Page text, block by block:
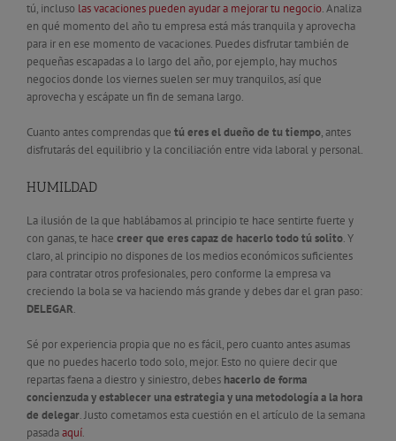
tú, incluso las vacaciones pueden ayudar a mejorar tu negocio. Analiza
en qué momento del año tu empresa está más tranquila y aprovecha
para ir en ese momento de vacaciones. Puedes disfrutar también de
pequeñas escapadas a lo largo del año, por ejemplo, hay muchos
negocios donde los viernes suelen ser muy tranquilos, así que
aprovecha y escápate un fin de semana largo.
Cuanto antes comprendas que tú eres el dueño de tu tiempo, antes
disfrutarás del equilibrio y la conciliación entre vida laboral y personal.
HUMILDAD
La ilusión de la que hablábamos al principio te hace sentirte fuerte y
con ganas, te hace creer que eres capaz de hacerlo todo tú solito. Y
claro, al principio no dispones de los medios económicos suficientes
para contratar otros profesionales, pero conforme la empresa va
creciendo la bola se va haciendo más grande y debes dar el gran paso:
DELEGAR.
Sé por experiencia propia que no es fácil, pero cuanto antes asumas
que no puedes hacerlo todo solo, mejor. Esto no quiere decir que
repartas faena a diestro y siniestro, debes hacerlo de forma
concienzuda y establecer una estrategia y una metodología a la hora
de delegar. Justo cometamos esta cuestión en el artículo de la semana
pasadaaquí.